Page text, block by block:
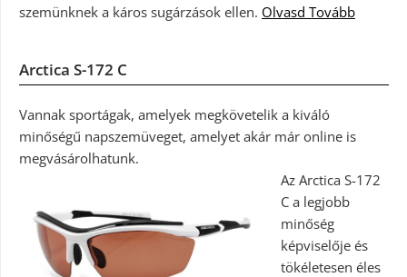
szemünknek a káros sugárzások ellen. Olvasd Tovább
Arctica S-172 C
Vannak sportágak, amelyek megkövetelik a kiváló
minőségű napszemüveget, amelyet akár már online is
megvásárolhatunk.
Az Arctica S-172
C a legjobb
minőség
képviselője és
tökéletesen éles